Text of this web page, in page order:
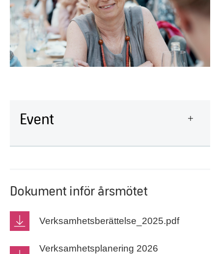
Event
Dokument inför årsmötet
Verksamhetsberättelse_2025.pdf
Verksamhetsplanering 2026